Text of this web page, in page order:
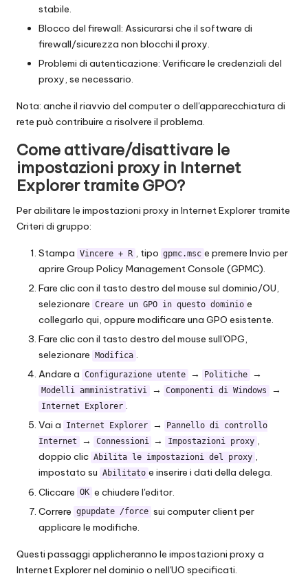
stabile.
Blocco del firewall: Assicurarsi che il software di
firewall/sicurezza non blocchi il proxy.
Problemi di autenticazione: Verificare le credenziali del
proxy, se necessario.
Nota: anche il riavvio del computer o dell'apparecchiatura di
rete può contribuire a risolvere il problema.
Come attivare/disattivare le
impostazioni proxy in Internet
Explorer tramite GPO?
Per abilitare le impostazioni proxy in Internet Explorer tramite
Criteri di gruppo:
Stampa Vincere + R , tipo gpmc.msc e premere Invio per
aprire Group Policy Management Console (GPMC).
Fare clic con il tasto destro del mouse sul dominio/OU,
selezionare Creare un GPO in questo dominio e
collegarlo qui, oppure modificare una GPO esistente.
Fare clic con il tasto destro del mouse sull'OPG,
selezionare
Modifica .
Andare a Configurazione utente → Politiche →
Modelli amministrativi → Componenti di Windows →
Internet Explorer .
Vai a
Internet Explorer →
Pannello di controllo
Internet
→ Connessioni → Impostazioni proxy ,
doppio clic Abilita le impostazioni del proxy ,
impostato su Abilitato e inserire i dati della delega.
Cliccare OK e chiudere l'editor.
Correre gpupdate /force sui computer client per
applicare le modifiche.
Questi passaggi applicheranno le impostazioni proxy a
Internet Explorer nel dominio o nell'UO specificati.